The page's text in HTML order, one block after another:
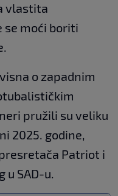
vlastita
se moći boriti
o zapadnim
pružili su veliku
2025. godine,
Patriot i
u SAD-u.